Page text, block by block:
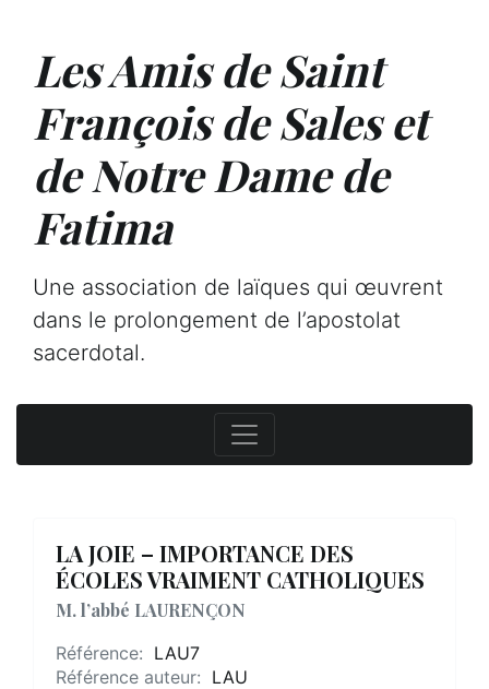
Les Amis de Saint
François de Sales et
de Notre Dame de
Fatima
Une association de laïques qui œuvrent
dans le prolongement de l’apostolat
sacerdotal.
LA JOIE – IMPORTANCE DES
ÉCOLES VRAIMENT CATHOLIQUES
M. l’abbé LAURENÇON
Référence: LAU7
Référence auteur: LAU